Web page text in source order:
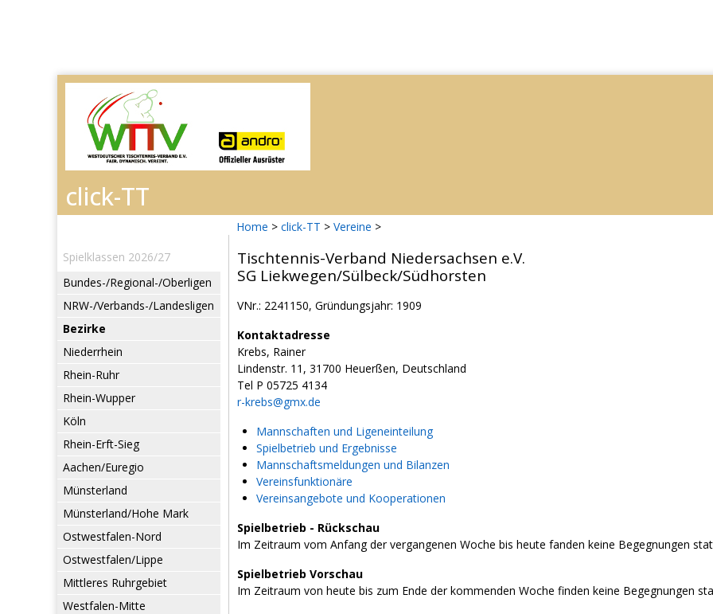
Home > click-TT > Vereine >
Spielklassen 2026/27
Bundes-/Regional-/Oberligen
NRW-/Verbands-/Landesligen
Bezirke
Niederrhein
Rhein-Ruhr
Rhein-Wupper
Köln
Rhein-Erft-Sieg
Aachen/Euregio
Münsterland
Münsterland/Hohe Mark
Ostwestfalen-Nord
Ostwestfalen/Lippe
Mittleres Ruhrgebiet
Westfalen-Mitte
Tischtennis-Verband Niedersachsen e.V.
SG Liekwegen/Sülbeck/Südhorsten
VNr.: 2241150, Gründungsjahr: 1909
Kontaktadresse
Krebs, Rainer
Lindenstr. 11, 31700 Heuerßen, Deutschland
Tel P 05725 4134
r-krebs@gmx.de
Mannschaften und Ligeneinteilung
Spielbetrieb und Ergebnisse
Mannschaftsmeldungen und Bilanzen
Vereinsfunktionäre
Vereinsangebote und Kooperationen
Spielbetrieb - Rückschau
Im Zeitraum vom Anfang der vergangenen Woche bis heute fanden keine Begegnungen
Spielbetrieb Vorschau
Im Zeitraum von heute bis zum Ende der kommenden Woche finden keine Begegnungen